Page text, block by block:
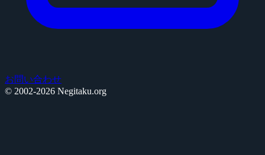
お問い合わせ
© 2002-2026 Negitaku.org